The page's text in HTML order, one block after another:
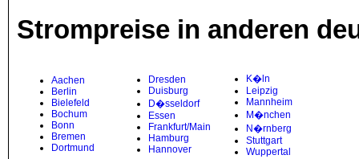
Strompreise in anderen
Aachen
Berlin
Bielefeld
Bochum
Bonn
Bremen
Dortmund
Dresden
Duisburg
D�sseldorf
Essen
Frankfurt/Main
Hamburg
Hannover
K�ln
Leipzig
Mannheim
M�nchen
N�rnberg
Stuttgart
Wuppertal